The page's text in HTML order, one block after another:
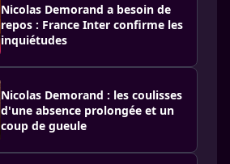
Nicolas Demorand a besoin de
repos : France Inter confirme les
inquiétudes
Nicolas Demorand : les coulisses
d'une absence prolongée et un
coup de gueule